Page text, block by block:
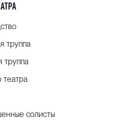
труппа
труппа
театра
солисты